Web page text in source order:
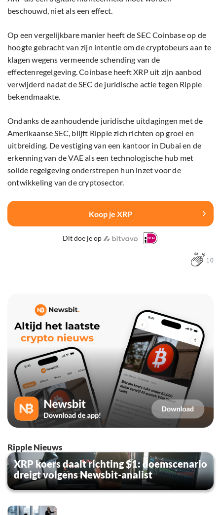
beschouwd, niet als een effect.
Op een vergelijkbare manier heeft de SEC Coinbase op de
hoogte gebracht van zijn intentie om de cryptobeurs aan te
klagen wegens vermeende schending van de
effectenregelgeving. Coinbase heeft XRP uit zijn aanbod
verwijderd nadat de SEC de juridische actie tegen Ripple
bekendmaakte.
Ondanks de aanhoudende juridische uitdagingen met de
Amerikaanse SEC, blijft Ripple zich richten op groei en
uitbreiding. De vestiging van een kantoor in Dubai en de
erkenning van de VAE als een technologische hub met
solide regelgeving onderstrepen hun inzet voor de
ontwikkeling van de cryptosector.
Koop je XRP
Dit doe je op
10
Ripple Nieuws
XRP koers daalt richting $1: doemscenario
dreigt volgens Newsbit-analist